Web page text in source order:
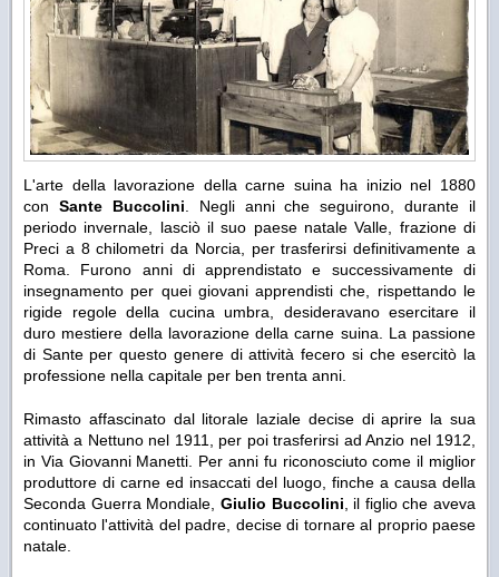
L'arte della lavorazione della carne suina ha inizio nel 1880
con Sante Buccolini . Negli anni che seguirono, durante il
periodo invernale, lasciò il suo paese natale Valle, frazione di
Preci a 8 chilometri da Norcia, per trasferirsi definitivamente a
Roma. Furono anni di apprendistato e successivamente di
insegnamento per quei giovani apprendisti che, rispettando le
rigide regole della cucina umbra, desideravano esercitare il
duro mestiere della lavorazione della carne suina. La passione
di Sante per questo genere di attività fecero si che esercitò la
professione nella capitale per ben trenta anni.
Rimasto affascinato dal litorale laziale decise di aprire la sua
attività a Nettuno nel 1911, per poi trasferirsi ad Anzio nel 1912,
in Via Giovanni Manetti. Per anni fu riconosciuto come il miglior
produttore di carne ed insaccati del luogo, finche a causa della
Seconda Guerra Mondiale, Giulio Buccolini , il figlio che aveva
continuato l'attività del padre, decise di tornare al proprio paese
natale.